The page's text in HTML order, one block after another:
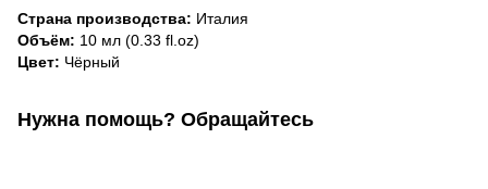
Страна производства: Италия
Объём: 10 мл (0.33 fl.oz)
Цвет: Чёрный
Нужна помощь? Обращайтесь